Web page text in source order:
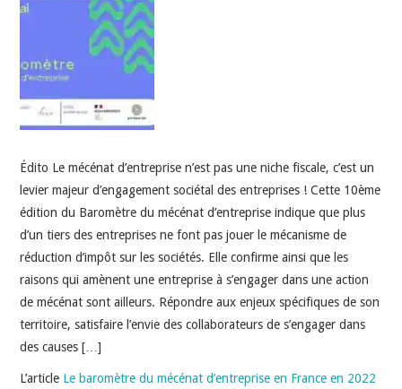
LES LABELS
INDÉPENDANTS
DOKO
Édito Le mécénat d’entreprise n’est pas une niche fiscale, c’est un
levier majeur d’engagement sociétal des entreprises ! Cette 10ème
édition du Baromètre du mécénat d’entreprise indique que plus
d’un tiers des entreprises ne font pas jouer le mécanisme de
réduction d’impôt sur les sociétés. Elle confirme ainsi que les
raisons qui amènent une entreprise à s’engager dans une action
de mécénat sont ailleurs. Répondre aux enjeux spécifiques de son
territoire, satisfaire l’envie des collaborateurs de s’engager dans
des causes […]
L’article Le baromètre du mécénat d’entreprise en France en 2022